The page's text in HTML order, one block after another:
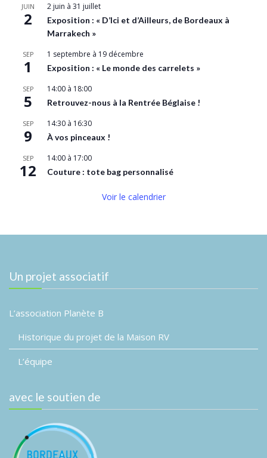
JUIN
2
2 juin à 31 juillet
Exposition : « D’Ici et d’Ailleurs, de Bordeaux à
Marrakech »
SEP
1
1 septembre à 19 décembre
Exposition : « Le monde des carrelets »
SEP
5
14:00 à 18:00
Retrouvez-nous à la Rentrée Béglaise !
SEP
9
14:30 à 16:30
À vos pinceaux !
SEP
12
14:00 à 17:00
Couture : tote bag personnalisé
Voir le calendrier
Un projet associatif
L’association Planète B
Historique du projet de la Maison RV
L’équipe
avec le soutien de